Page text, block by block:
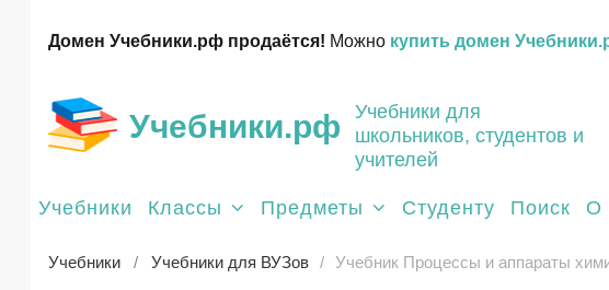
Домен Учебники.рф продаётся! Можно купить домен
Учебники.рф
Учебники для
школьников, студентов и
учителей
Учебники Классы Предметы Студенту Поиск О
Учебники Учебники для ВУЗов Учебник Процессы и аппараты